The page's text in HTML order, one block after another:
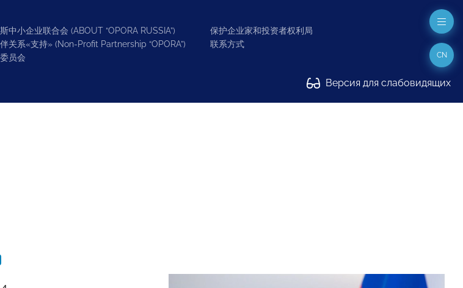
中小企业联合会 (ABOUT “OPORA RUSSIA”)
关系«支持» (Non-Profit Partnership “OPORA”)
员会
保护企业家和投资者权利局
联系方式
Версия для слабовидящих
CN